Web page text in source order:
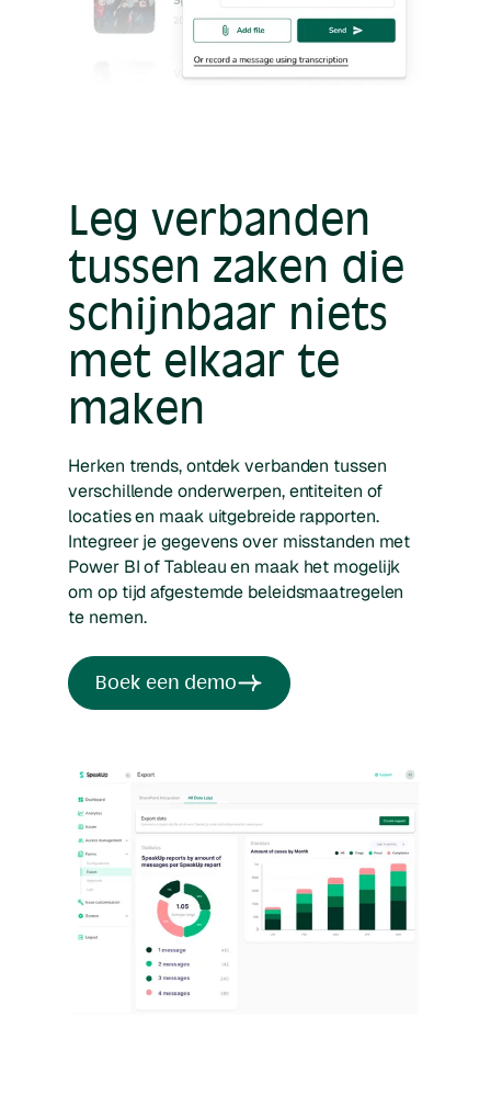
Leg verbanden
tussen zaken die
schijnbaar niets
met elkaar te
maken
Herken trends, ontdek verbanden tussen
verschillende onderwerpen, entiteiten of
locaties en maak uitgebreide rapporten.
Integreer je gegevens over misstanden met
Power BI of Tableau en maak het mogelijk
om op tijd afgestemde beleidsmaatregelen
te nemen.
Boek een demo